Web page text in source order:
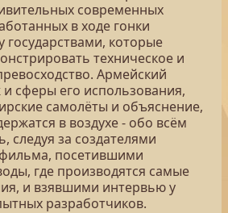
современных
в ходе гонки
которые
техническое и
Армейский
сферы его использования,
самолёты и объяснение,
в воздухе - обо всём
следуя за создателями
посетившими
где производятся самые
и взявшими интервью у
разработчиков.